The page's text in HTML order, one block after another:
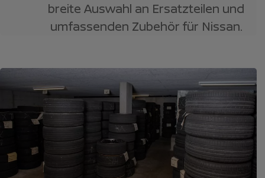
breite Auswahl an Ersatzteilen und
umfassenden Zubehör für Nissan.